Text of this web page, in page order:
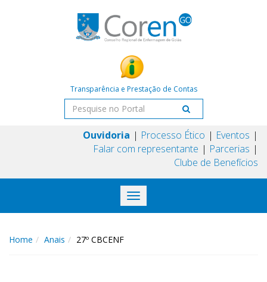
Transparência e Prestação de Contas
Ouvidoria Processo Ético
Eventos
Falar com representante
Parcerias
Clube de Benefícios
Toggle
navigation
Home Anais 27º CBCENF